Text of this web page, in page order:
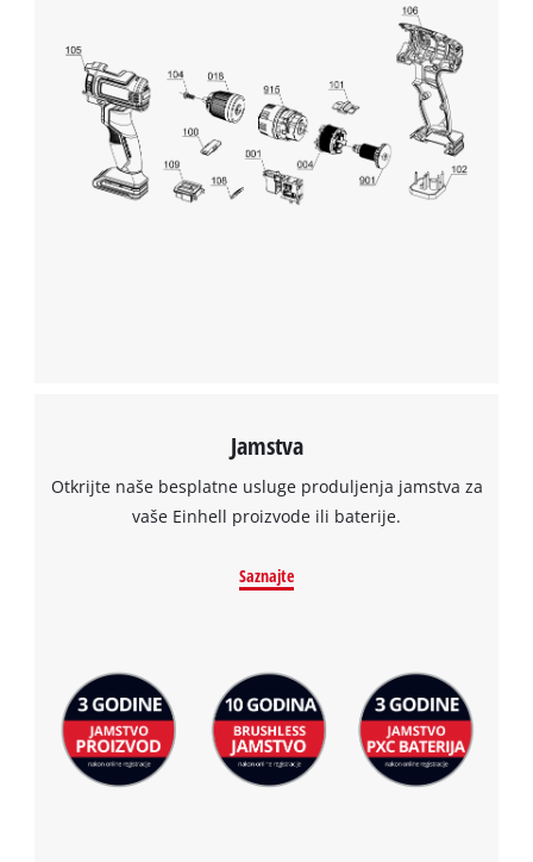
to trackers that are not disclosed to the
visitor. The website owner needs to setup
the site with their CMP to add this content
to the list of technologies used.
Powered byUsercentrics Consent
Management Platform
Jamstva
Otkrijte naše besplatne usluge produljenja jamstva za
vaše Einhell proizvode ili baterije.
Saznajte